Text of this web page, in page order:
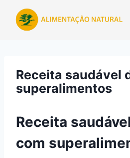
para
Receita saudável
superalimentos
Receita
com